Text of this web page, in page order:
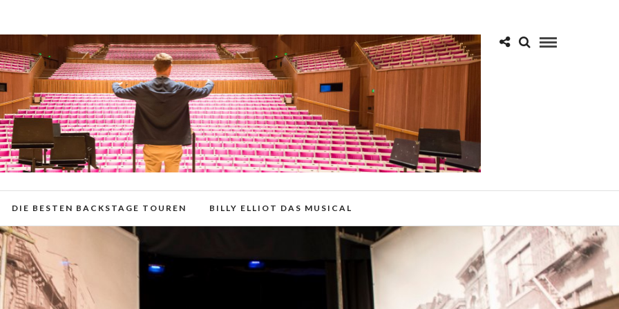
DIE BESTEN BACKSTAGE TOUREN BILLY ELLIOT DAS MUSICAL